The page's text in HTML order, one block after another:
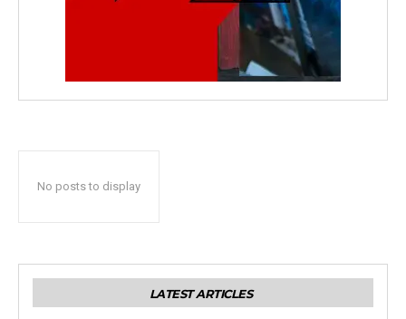
No posts to display
LATEST ARTICLES